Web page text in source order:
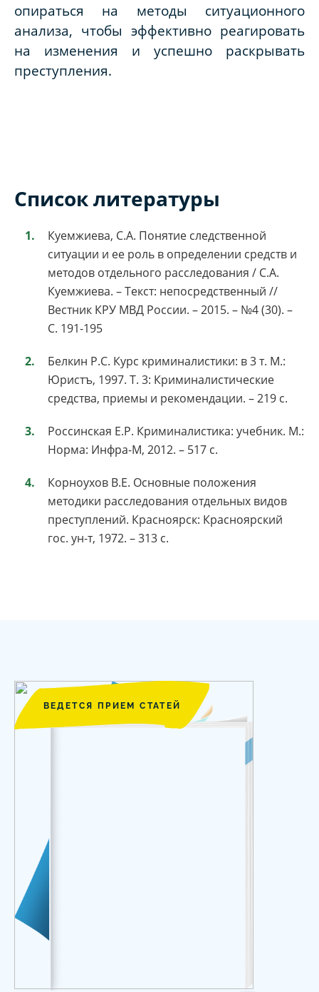
опираться на методы ситуационного
анализа, чтобы эффективно реагировать
на изменения и успешно раскрывать
преступления.
Список литературы
Куемжиева, С.А. Понятие следственной
ситуации и ее роль в определении средств и
методов отдельного расследования / С.А.
Куемжиева. – Текст: непосредственный //
Вестник КРУ МВД России. – 2015. – №4 (30). –
С. 191-195
Белкин Р.С. Курс криминалистики: в 3 т. М.:
Юристъ, 1997. Т. 3: Криминалистические
средства, приемы и рекомендации. – 219 с.
Россинская Е.Р. Криминалистика: учебник. М.:
Норма: Инфра-М, 2012. – 517 с.
Корноухов В.Е. Основные положения
методики расследования отдельных видов
преступлений. Красноярск: Красноярский
гос. ун-т, 1972. – 313 с.
ВЕДЕТСЯ ПРИЕМ СТАТЕЙ